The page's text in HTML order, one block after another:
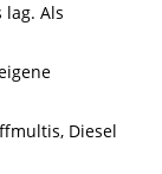
Als
Diesel